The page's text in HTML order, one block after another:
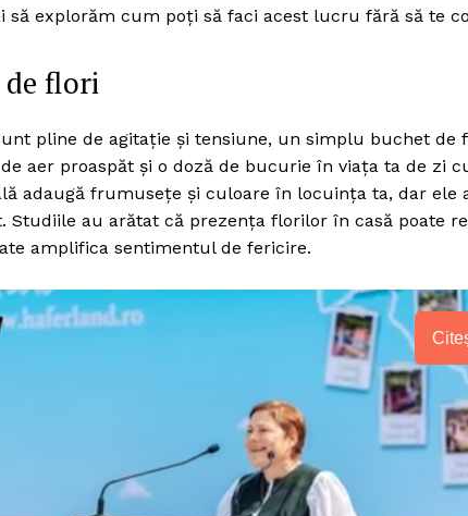
să explorăm cum poți să faci acest lucru fără să te
de flori
pline de agitație și tensiune, un simplu buchet de
aer proaspăt și o doză de bucurie în viața ta de zi
adaugă frumusețe și culoare în locuința ta, dar ele
Studiile au arătat că prezența florilor în casă poate
amplifica sentimentul de fericire.